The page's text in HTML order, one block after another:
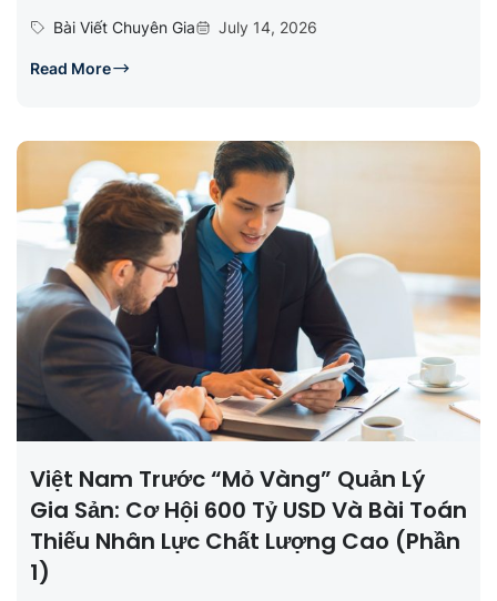
Bài Viết Chuyên Gia
July 14, 2026
Read More
Việt Nam Trước “mỏ Vàng” Quản Lý
Gia Sản: Cơ Hội 600 Tỷ USD Và Bài Toán
Thiếu Nhân Lực Chất Lượng Cao (Phần
1)